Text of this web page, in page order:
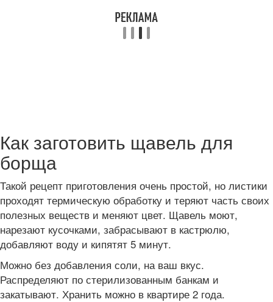
Как заготовить щавель для
борща
Такой рецепт приготовления очень простой, но листики
проходят термическую обработку и теряют часть своих
полезных веществ и меняют цвет. Щавель моют,
нарезают кусочками, забрасывают в кастрюлю,
добавляют воду и кипятят 5 минут.
Можно без добавления соли, на ваш вкус.
Распределяют по стерилизованным банкам и
закатывают. Хранить можно в квартире 2 года.